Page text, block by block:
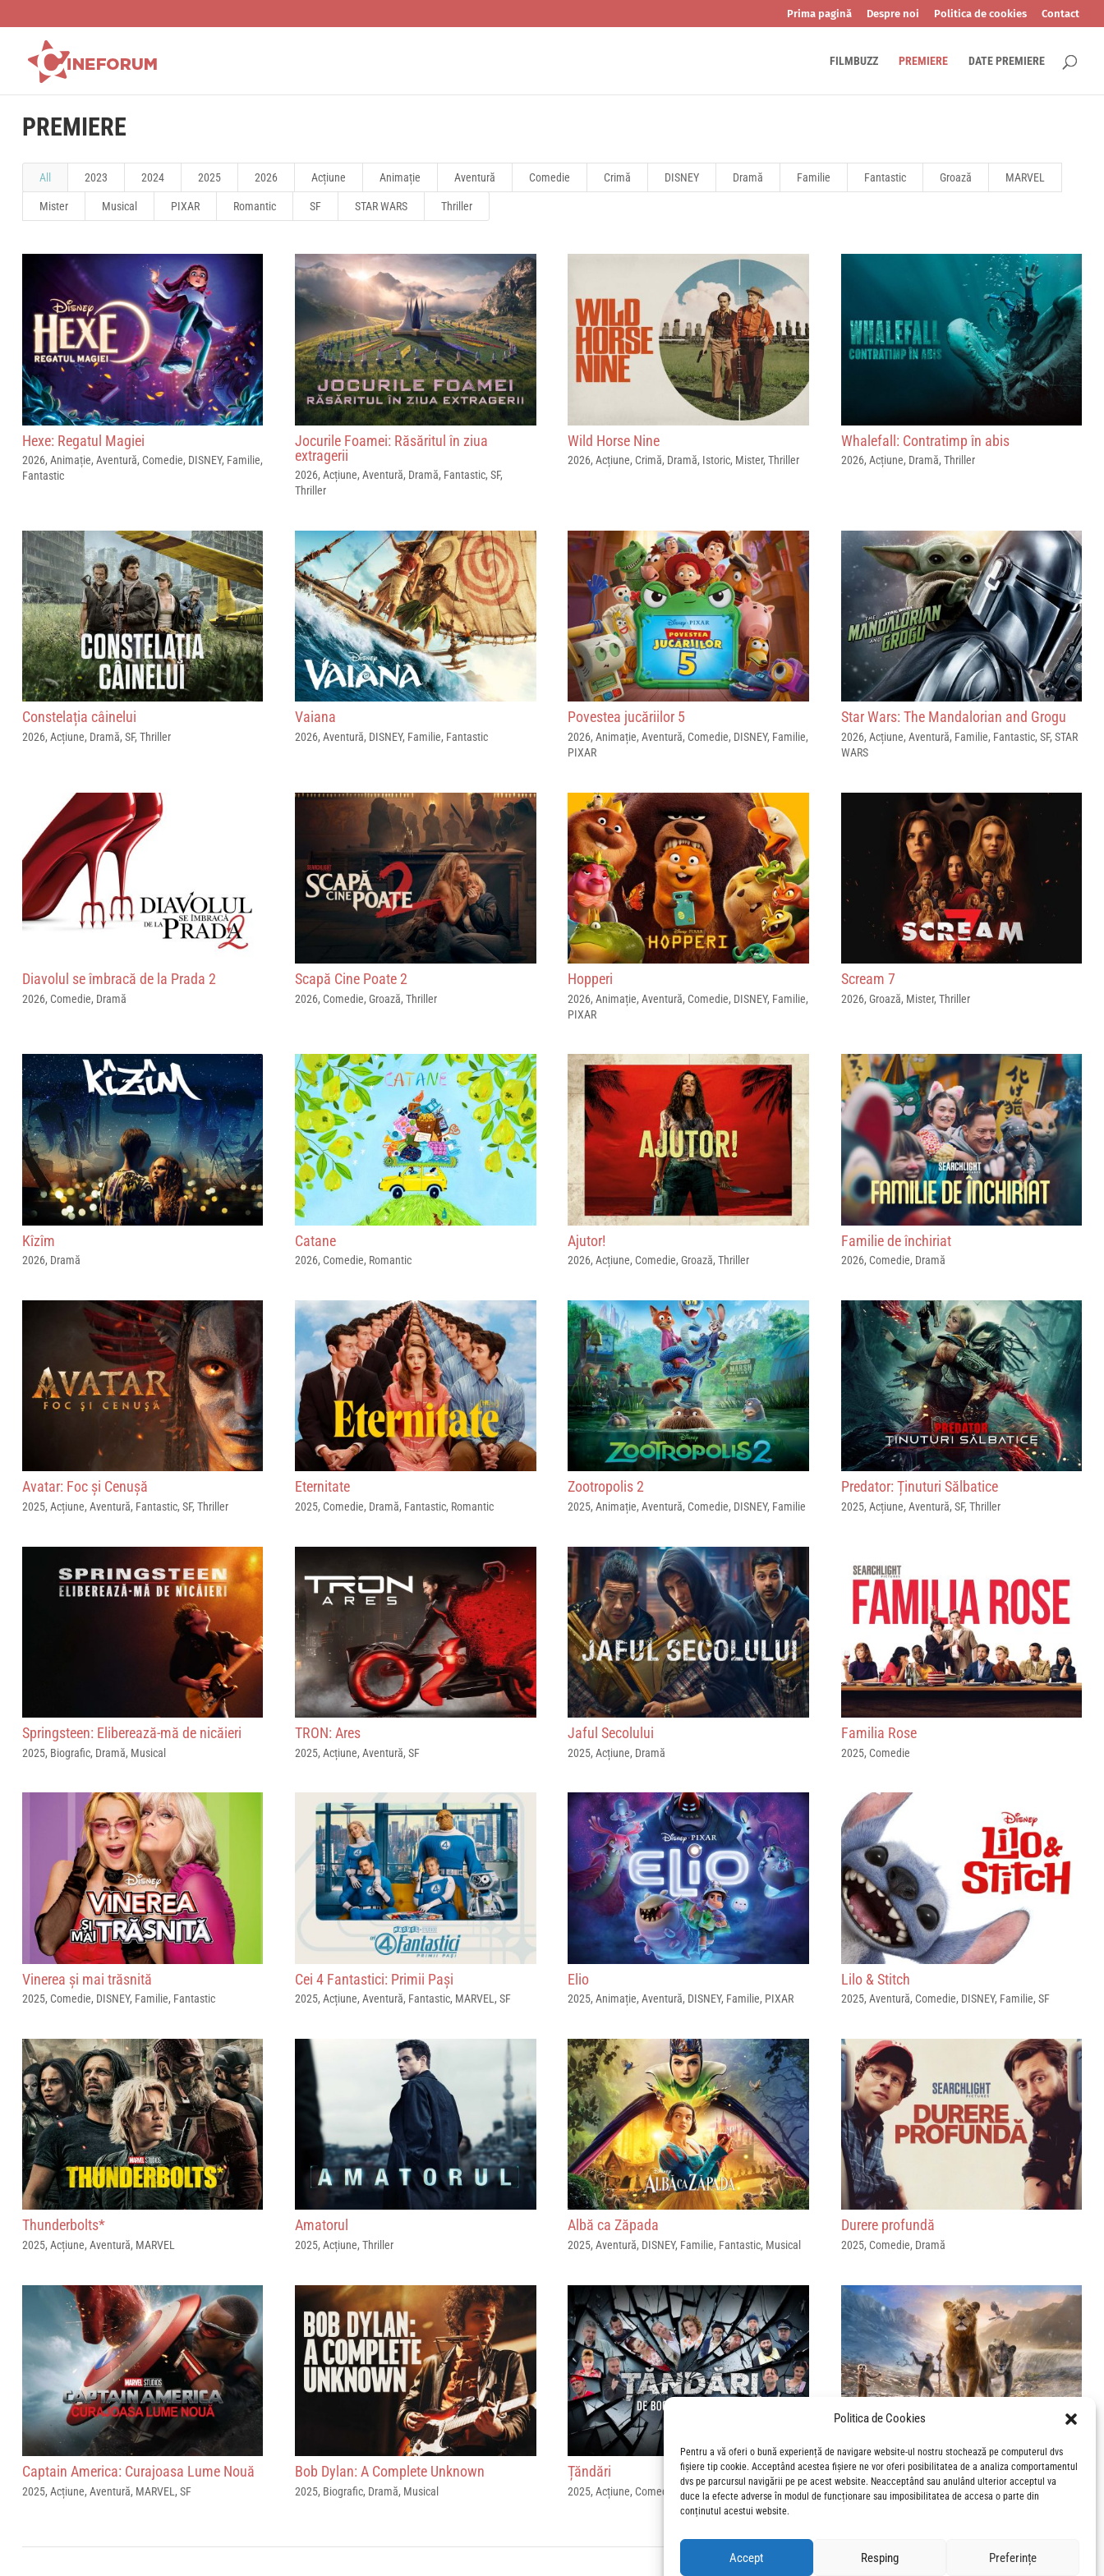
Politica de Cookies
Pentru a vă oferi o bună experiență de navigare website-ul nostru stochează pe computerul dvs
fișiere tip cookie. Acceptând acestea fișiere ne vor oferi posibilitatea de a analiza comportamentul
dvs pe parcursul navigării pe pe acest website. Neacceptând sau anulând ulterior acceptul va
duce la efecte adverse în modul de funcționare sau imposibilitatea de accesa o parte din
conținutul acestui website.
Accept Resping Preferințe
Prima pagină Despre noi Politica de cookies Contact
FILMBUZZ PREMIERE DATE PREMIERE
PREMIERE
All 2023 2024 2025 2026 Acțiune Animație Aventură Comedie Crimă DISNEY Dramă Familie Fantastic Groază MARVEL
Mister Musical PIXAR Romantic SF STAR WARS Thriller
Hexe: Regatul Magiei
2026, Animație, Aventură, Comedie, DISNEY, Familie,
Fantastic
Jocurile Foamei: Răsăritul în ziua
extragerii
2026,Acțiune,Aventură, Dramă, Fantastic,SF,
Thriller
Wild Horse Nine
2026,Acțiune, Crimă, Dramă, Istoric, Mister,Thriller
Whalefall: Contratimp în abis
2026, Acțiune, Dramă, Thriller
Constelația câinelui
2026, Acțiune, Dramă, SF, Thriller
Vaiana
2026,Aventură, DISNEY, Familie, Fantastic
Povestea jucăriilor 5
2026,Animație,Aventură, Comedie, DISNEY, Familie,
PIXAR
Star Wars: The Mandalorian and Grogu
2026, Acțiune, Aventură, Familie, Fantastic, SF, STAR
WARS
Diavolul se îmbracă de la Prada 2
2026, Comedie, Dramă
Scapă Cine Poate 2
2026, Comedie,Groază,Thriller
Hopperi
2026,Animație,Aventură, Comedie, DISNEY, Familie,
PIXAR
Scream 7
2026, Groază, Mister, Thriller
Kîzîm
2026, Dramă
Catane
2026, Comedie, Romantic
Ajutor!
2026,Acțiune, Comedie,Groază,Thriller
Familie de închiriat
2026, Comedie, Dramă
Avatar: Foc și Cenușă
2025, Acțiune, Aventură, Fantastic, SF, Thriller
Eternitate
2025, Comedie, Dramă, Fantastic, Romantic
Zootropolis 2
2025,Animație,Aventură, Comedie, DISNEY, Familie
Predator: Ținuturi Sălbatice
2025, Acțiune, Aventură, SF, Thriller
Springsteen: Eliberează-mă de nicăieri
2025, Biografic, Dramă, Musical
TRON: Ares
2025,Acțiune,Aventură,SF
Jaful Secolului
2025,Acțiune, Dramă
Familia Rose
2025, Comedie
Vinerea și mai trăsnită
2025, Comedie, DISNEY, Familie, Fantastic
Cei 4 Fantastici: Primii Pași
2025,Acțiune,Aventură, Fantastic, MARVEL,SF
Elio
2025,Animație,Aventură, DISNEY, Familie, PIXAR
Lilo & Stitch
2025, Aventură, Comedie, DISNEY, Familie, SF
Thunderbolts*
2025, Acțiune, Aventură, MARVEL
Amatorul
2025,Acțiune,Thriller
Albă ca Zăpada
2025,Aventură, DISNEY, Familie, Fantastic, Musical
Durere profundă
2025, Comedie, Dramă
Captain America: Curajoasa Lume Nouă
2025, Acțiune, Aventură, MARVEL , SF
Bob Dylan: A Complete Unknown
2025, Biografic, Dramă, Musical
Țăndări
2025,Acțiune, Comedie
Mufasa: Regele Leu
2024,Acțiune,Aventură ,DISNEY, Dramă,Familie
2 3 4